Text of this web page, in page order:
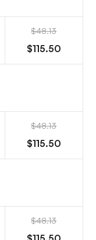
$48.13
$115.50
$48.13
$115.50
$48.13